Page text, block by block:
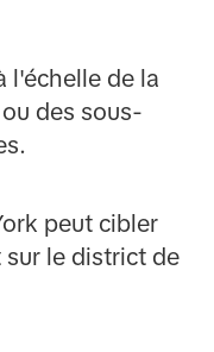
l'échelle de la
des sous-
peut cibler
sur le district de